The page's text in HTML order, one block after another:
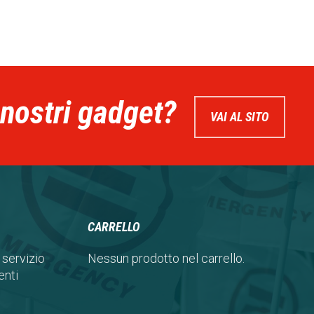
gadget? VAI AL SITO
CARRELLO
Nessun prodotto nel carrello.